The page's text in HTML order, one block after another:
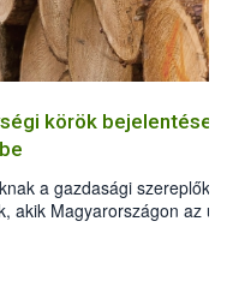
körök bejelentése a
a gazdasági
akik Magyarországon az
elsőként
vonatkozó uniós
mellékletében vannak